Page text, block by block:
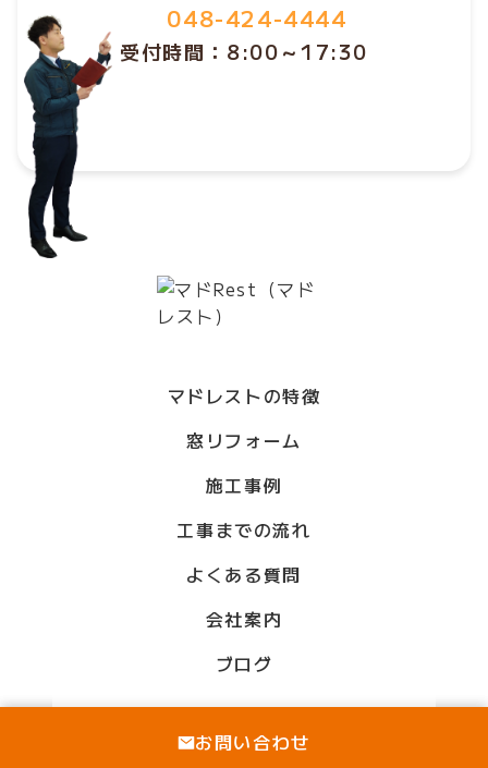
お問い合わせ
048-424-4444
受付時間：8:00～17:30
マドレストの特徴
窓リフォーム
施工事例
工事までの流れ
よくある質問
会社案内
ブログ
お問い合わせ
© madorest All Rights Reserved.